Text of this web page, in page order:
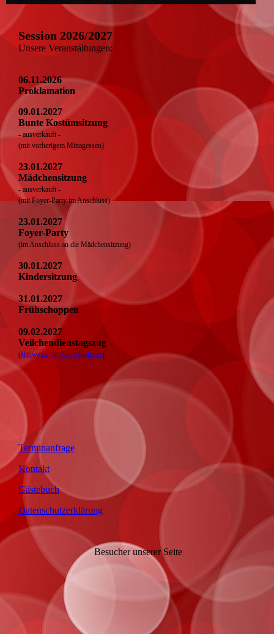
Session 2026/2027
Unsere Veranstaltungen:
06.11.2026
Proklamation
09.01.2027
Bunte Kostümsitzung
- ausverkauft -
(mit vorherigem Mittagessen)
23.01.2027
Mädchensitzung
- ausverkauft -
(mit Foyer-Party im Anschluss)
23.01.2027
Foyer-Party
(im Anschluss an die Mädchensitzung)
30.01.2027
Kindersitzung
31.01.2027
Frühschoppen
09.02.2027
Veilchendienstagszug
(Hinweise für Zugteilnehmer)
Terminanfrage
Kontakt
Gästebuch
Datenschutzerklärung
Besucher unserer Seite